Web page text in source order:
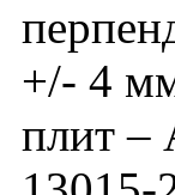
+/- 4
плит –